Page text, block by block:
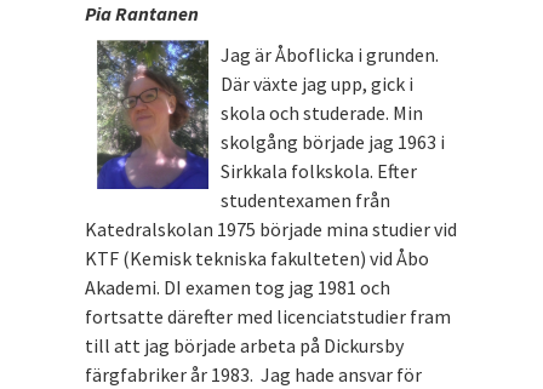
Pia Rantanen
Jag är Åboflicka i grunden.
Där växte jag upp, gick i
skola och studerade. Min
skolgång började jag 1963 i
Sirkkala folkskola. Efter
studentexamen från
Katedralskolan 1975 började mina studier vid
KTF (Kemisk tekniska fakulteten) vid Åbo
Akademi. DI examen tog jag 1981 och
fortsatte därefter med licenciatstudier fram
till att jag började arbeta på Dickursby
färgfabriker år 1983. Jag hade ansvar för